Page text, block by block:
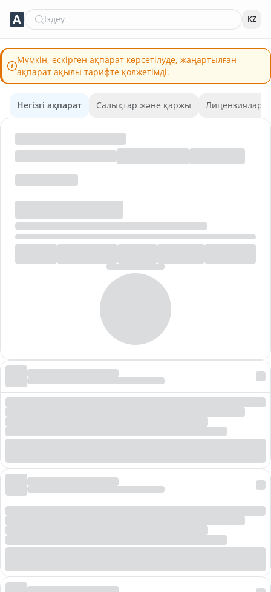
Іздеу KZ
Мүмкін, ескірген ақпарат көрсетілуде, жаңартылған
ақпарат ақылы тарифте қолжетімді.
Негізгі ақпарат Салықтар және қаржы Лицензиялар